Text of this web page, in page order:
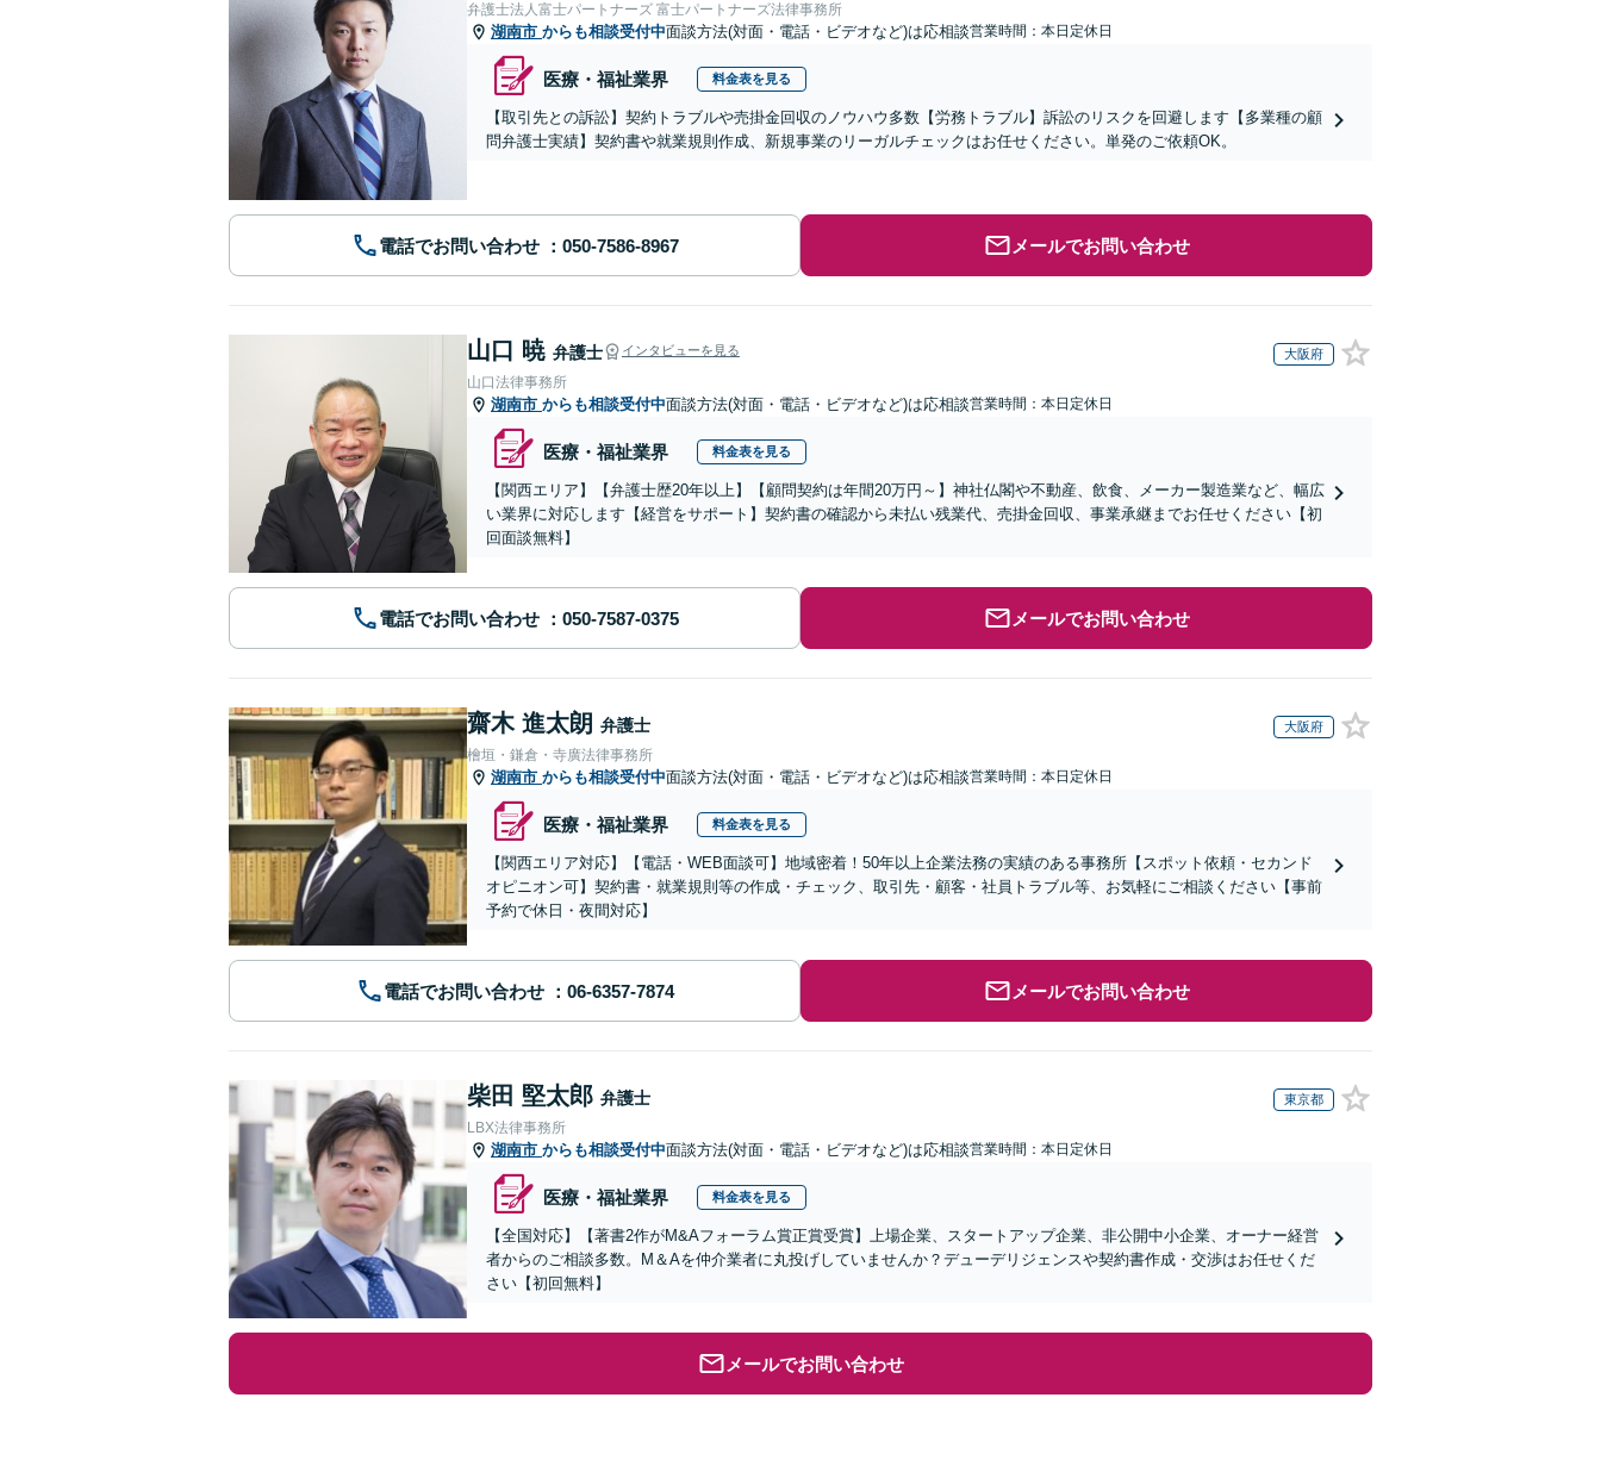
弁護士法人富士パートナーズ 富士パートナーズ法律事務所
湖南市 からも相談受付中面談方法(対面・電話・ビデオなど)は応相談営業時間：本日定休日
医療・福祉業界 料金表を見る
【取引先との訴訟】契約トラブルや売掛金回収のノウハウ多数【労務トラブル】訴訟のリスクを回避します【多業種の顧
問弁護士実績】契約書や就業規則作成、新規事業のリーガルチェックはお任せください。単発のご依頼OK。
電話でお問い合わせ メールでお問い合わせ
山口 暁 弁護士 インタビューを見る 大阪府
山口法律事務所
湖南市 からも相談受付中面談方法(対面・電話・ビデオなど)は応相談営業時間：本日定休日
医療・福祉業界 料金表を見る
【関西エリア】【弁護士歴20年以上】【顧問契約は年間20万円～】神社仏閣や不動産、飲食、メーカー製造業など、幅広
い業界に対応します【経営をサポート】契約書の確認から未払い残業代、売掛金回収、事業承継までお任せください【初
回面談無料】
電話でお問い合わせ メールでお問い合わせ
齋木 進太朗 弁護士 大阪府
檜垣・鎌倉・寺廣法律事務所
湖南市 からも相談受付中面談方法(対面・電話・ビデオなど)は応相談営業時間：本日定休日
医療・福祉業界 料金表を見る
【関西エリア対応】【電話・WEB面談可】地域密着！50年以上企業法務の実績のある事務所【スポット依頼・セカンド
オピニオン可】契約書・就業規則等の作成・チェック、取引先・顧客・社員トラブル等、お気軽にご相談ください【事前
予約で休日・夜間対応】
電話でお問い合わせ メールでお問い合わせ
柴田 堅太郎 弁護士 東京都
LBX法律事務所
湖南市 からも相談受付中面談方法(対面・電話・ビデオなど)は応相談営業時間：本日定休日
医療・福祉業界 料金表を見る
【全国対応】【著書2作がM&Aフォーラム賞正賞受賞】上場企業、スタートアップ企業、非公開中小企業、オーナー経営
者からのご相談多数。M＆Aを仲介業者に丸投げしていませんか？デューデリジェンスや契約書作成・交渉はお任せくだ
さい【初回無料】
メールでお問い合わせ